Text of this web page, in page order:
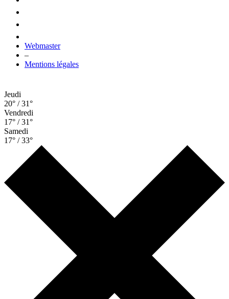
Webmaster
–
Mentions légales
Jeudi
20° / 31°
Vendredi
17° / 31°
Samedi
17° / 33°